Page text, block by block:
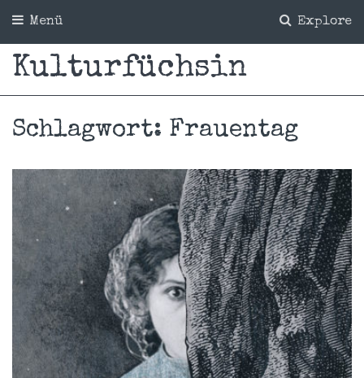
Explore
Menü
Kulturfüchsin
Schlagwort: Frauentag